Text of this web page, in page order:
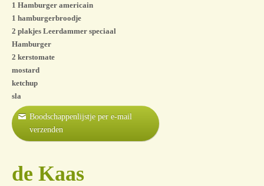
1 Hamburger americain
1 hamburgerbroodje
2 plakjes Leerdammer speciaal
Hamburger
2 kerstomate
mostard
ketchup
sla
Boodschappenlijstje per e-mail
verzenden
de Kaas